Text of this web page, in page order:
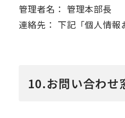
管理者名： 管理本部長
連絡先： 下記「個人情報
10.お問い合わせ